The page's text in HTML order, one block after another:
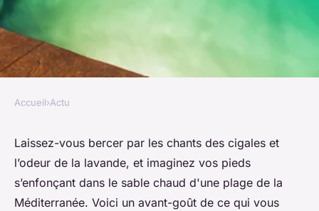
Vacances en Côte d'Azur:
partez en camping sur la
presqu'ile de Giens
Accueil›Actu
Laissez-vous bercer par les chants des cigales et
l’odeur de la lavande, et imaginez vos pieds
s’enfonçant dans le sable chaud d'une plage de la
Méditerranée. Voici un avant-goût de ce qui vous